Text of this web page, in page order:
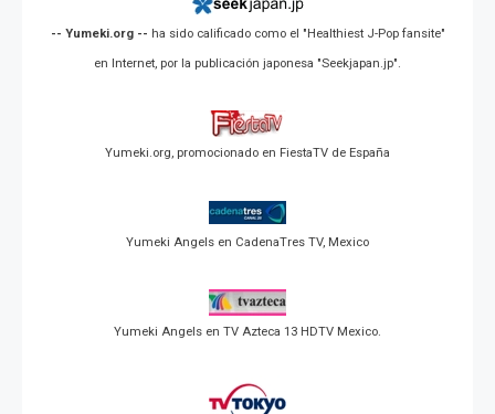
-- Yumeki.org -- ha sido calificado como el "Healthiest J-Pop fansite"
en Internet, por la publicación japonesa "Seekjapan.jp".
Yumeki.org, promocionado en FiestaTV de España
Yumeki Angels en CadenaTres TV, Mexico
Yumeki Angels en TV Azteca 13 HDTV Mexico.